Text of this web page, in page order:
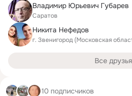
Владимир Юрьевич Губарев
Саратов
Никита Нефедов
г. Звенигород (Московская
Все друзья
10 подписчиков